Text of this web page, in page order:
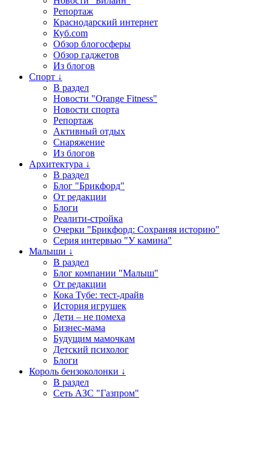
Репортаж
Краснодарский интернет
Куб.com
Обзор блогосферы
Обзор гаджетов
Из блогов
Спорт ↓
В раздел
Новости "Orange Fitness"
Новости спорта
Репортаж
Активный отдых
Снаряжение
Из блогов
Архитектура ↓
В раздел
Блог "Брикфорд"
От редакции
Блоги
Реалити-стройка
Очерки "Брикфорд: Сохраняя историю"
Серия интервью "У камина"
Малыши ↓
В раздел
Блог компании "Малыш"
От редакции
Кока Тубе: тест-драйв
История игрушек
Дети – не помеха
Бизнес-мама
Будущим мамочкам
Детский психолог
Блоги
Король бензоколонки ↓
В раздел
Сеть АЗС "Газпром"